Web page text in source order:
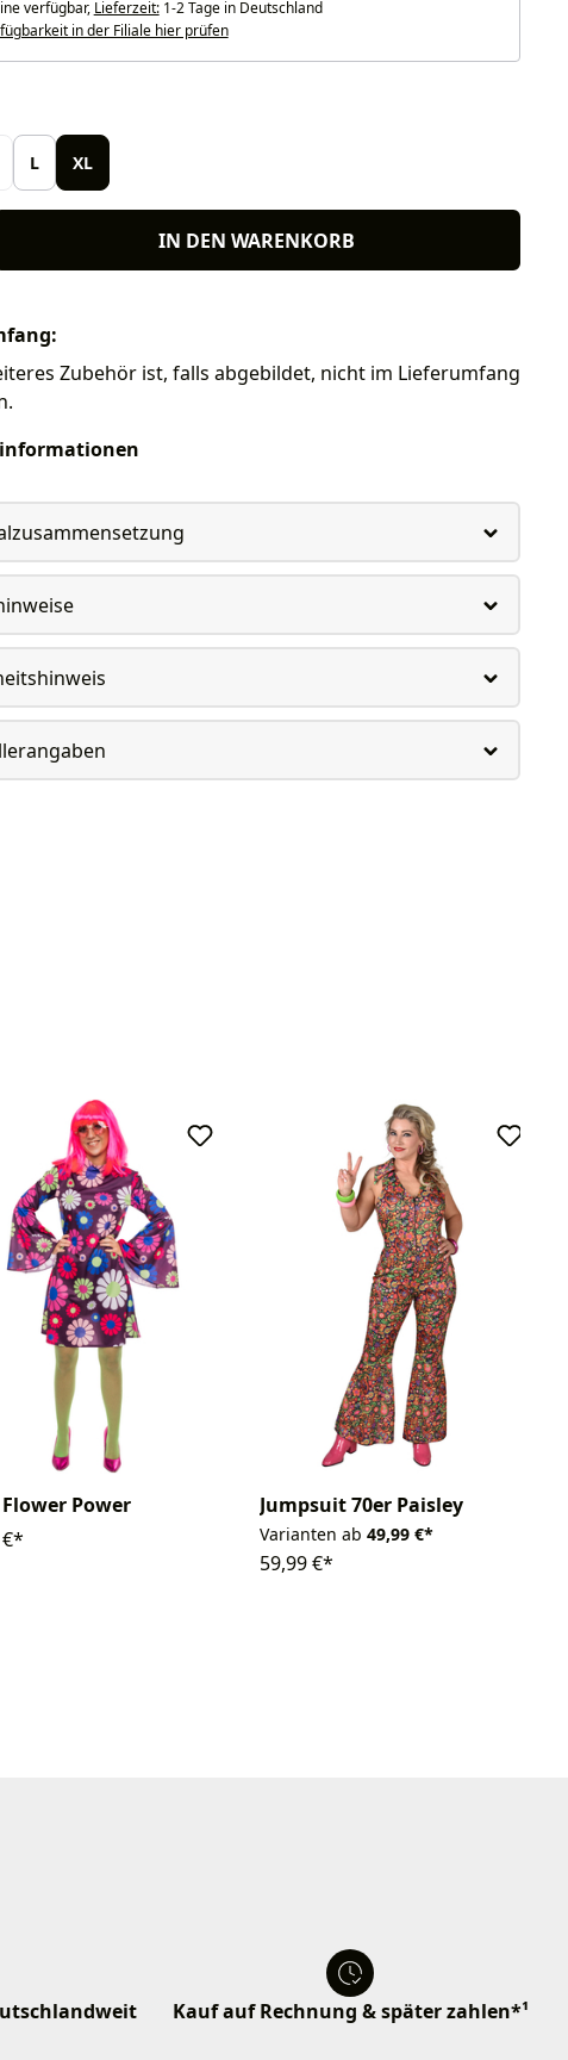
verfügbar, Lieferzeit:1-2 Tage in Deutschland
in der Filiale hier prüfen
L XL
IN DEN WARENKORB
Zubehör ist, falls abgebildet, nicht im Lieferumfang
Power
Jumpsuit 70er Paisley
Varianten ab 49,99 €*
59,99 €*
Kauf auf Rechnung & später zahlen*¹